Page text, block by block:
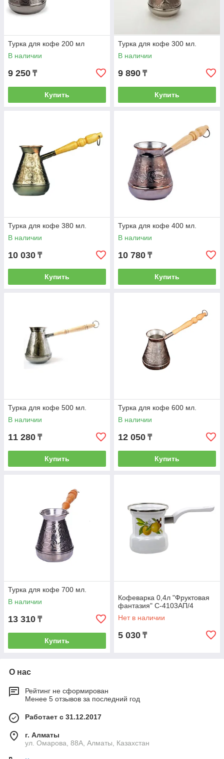
Турка для кофе 200 мл
В наличии
9 250 ₸
Купить
Турка для кофе 300 мл.
В наличии
9 890 ₸
Купить
Турка для кофе 380 мл.
В наличии
10 030 ₸
Купить
Турка для кофе 400 мл.
В наличии
10 780 ₸
Купить
Турка для кофе 500 мл.
В наличии
11 280 ₸
Купить
Турка для кофе 600 мл.
В наличии
12 050 ₸
Купить
Турка для кофе 700 мл.
В наличии
13 310 ₸
Купить
Кофеварка 0,4л "Фруктовая
фантазия" С-4103АП/4
Нет в наличии
5 030 ₸
О нас
Рейтинг не сформирован
Менее 5 отзывов за последний год
Работает с 31.12.2017
г. Алматы
ул. Омарова, 88А, Алматы, Казахстан